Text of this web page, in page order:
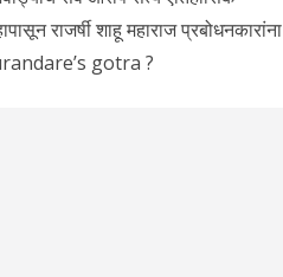
राजर्षी शाहू महाराज प्रबोधनकारांना
gotra ?